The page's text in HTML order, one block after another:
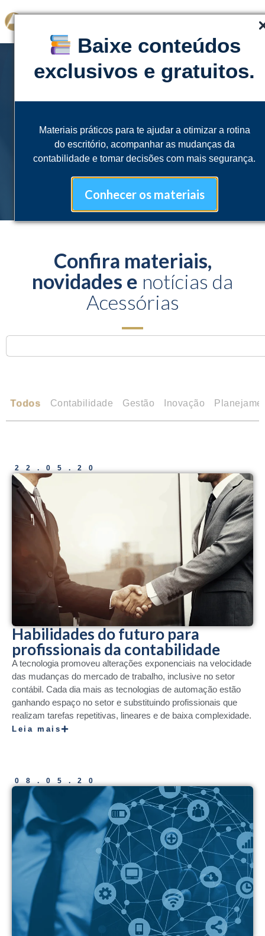
Baixe conteúdos
exclusivos e gratuitos.
Materiais práticos para te ajudar a otimizar a rotina
do escritório, acompanhar as mudanças da
contabilidade e tomar decisões com mais segurança.
Conhecer os materiais
CONTEÚDOS
Novidades enotícias
Confira materiais,
novidades e notícias da
Acessórias
Contabilidade Gestão Inovação
Todos
22.05.20
Habilidades do futuro para
profissionais da contabilidade
A tecnologia promoveu alterações exponenciais na velocidade
das mudanças do mercado de trabalho, inclusive no setor
contábil. Cada dia mais as tecnologias de automação estão
ganhando espaço no setor e substituindo profissionais que
realizam tarefas repetitivas, lineares e de baixa complexidade.
Leia mais
08.05.20